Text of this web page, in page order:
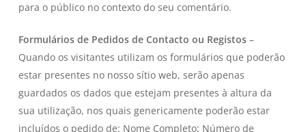
para o público no contexto do seu comentário.
Formulários de Pedidos de Contacto ou Registos–
Quando os visitantes utilizam os formulários que poderão
estar presentes no nosso sítio web, serão apenas
guardados os dados que estejam presentes à altura da
sua utilização, nos quais genericamente poderão estar
incluídos o pedido de: Nome Completo; Número de